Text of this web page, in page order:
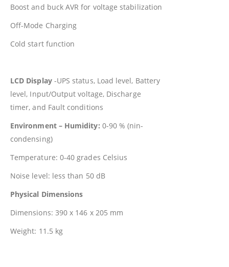
Boost and buck AVR for voltage stabilization
Off-Mode Charging
Cold start function
LCD Display-UPS status, Load level, Battery
level, Input/Output voltage, Discharge
timer, and Fault conditions
Environment – Humidity: 0-90 % (nin-
condensing)
Temperature: 0-40 grades Celsius
Noise level: less than 50 dB
Physical Dimensions
Dimensions: 390 x 146 x 205 mm
Weight: 11.5 kg